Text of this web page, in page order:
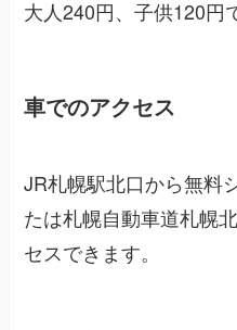
大人240円、子供120円
車でのアクセス
JR札幌駅北口から無料
たは札幌自動車道札幌
セスできます。